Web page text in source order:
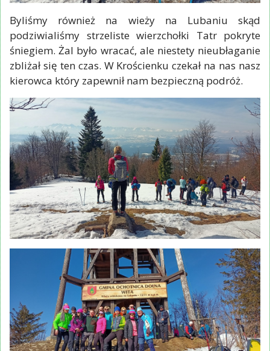
Byliśmy również na wieży na Lubaniu skąd
podziwialiśmy strzeliste wierzchołki Tatr pokryte
śniegiem. Żal było wracać, ale niestety nieubłaganie
zbliżał się ten czas. W Krościenku czekał na nas nasz
kierowca który zapewnił nam bezpieczną podróż.